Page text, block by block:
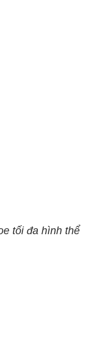
tối đa hình thể